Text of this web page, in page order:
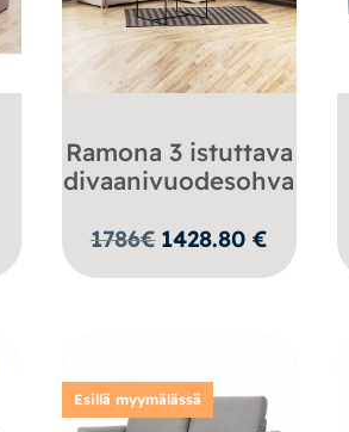
Ramona 3 istuttava
divaanivuodesohva
1786€ 1428.80 €
Esillä myymälässä